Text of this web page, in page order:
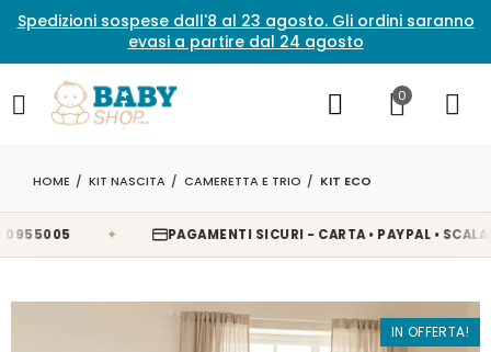
Spedizioni sospese dall'8 al 23 agosto. Gli ordini saranno
evasi a partire dal 24 agosto
0
HOME KIT NASCITA CAMERETTA E TRIO KIT ECO
✦ PAGAMENTI SICURI - CARTA • PAYPAL • SCALAPAY •
IN OFFERTA!